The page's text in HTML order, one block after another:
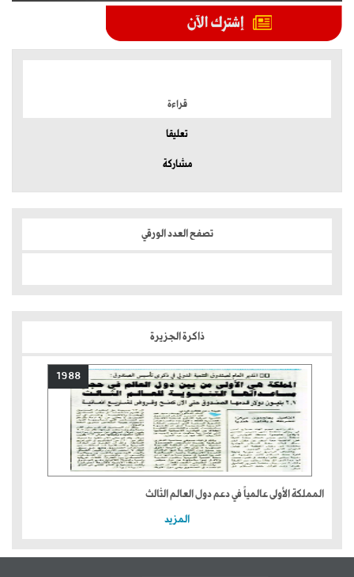
قراءة
تعليقا
مشاركة
تصفح العدد الورقي
ذاكرة الجزيرة
1988
المملكة الأولى عالمياً في دعم دول العالم الثالث
المزيد